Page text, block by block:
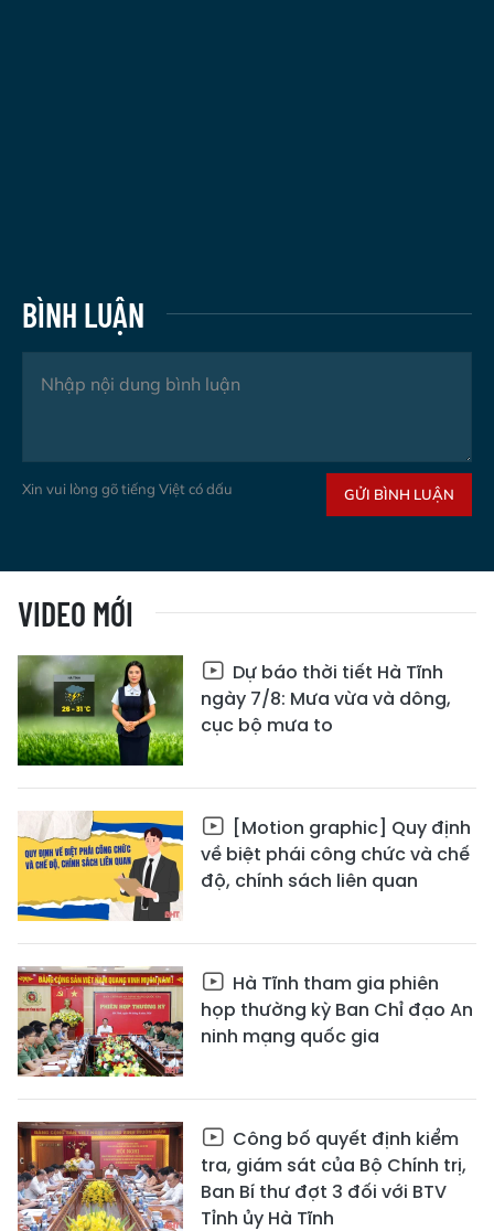
BÌNH LUẬN
Xin vui lòng gõ tiếng Việt có dấu GỬI BÌNH LUẬN
VIDEO MỚI
Dự báo thời tiết Hà Tĩnh
ngày 7/8: Mưa vừa và dông,
cục bộ mưa to
[Motion graphic] Quy định
về biệt phái công chức và chế
độ, chính sách liên quan
Hà Tĩnh tham gia phiên
họp thường kỳ Ban Chỉ đạo An
ninh mạng quốc gia
Công bố quyết định kiểm
tra, giám sát của Bộ Chính trị,
Ban Bí thư đợt 3 đối với BTV
Tỉnh ủy Hà Tĩnh